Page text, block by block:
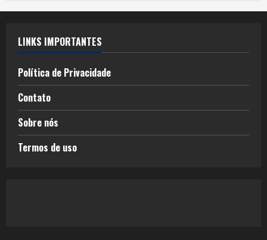
LINKS IMPORTANTES
Política de Privacidade
Contato
Sobre nós
Termos de uso